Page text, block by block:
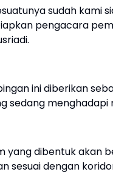
sudah kami
pengacara
ini diberikan
sedang menghadapi
yang dibentuk akan
sesuai dengan